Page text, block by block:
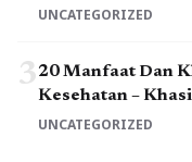
UNCATEGORIZED
320 Manfaat Dan
Kesehatan –
UNCATEGORIZED